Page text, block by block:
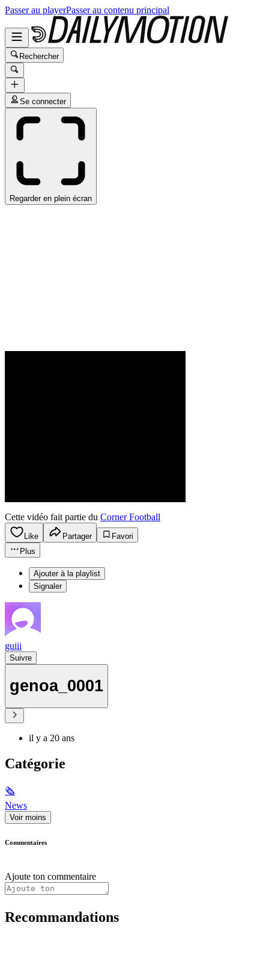
Passer au playerPasser au contenu principal
Rechercher
Se connecter
Regarder en plein écran
Cette vidéo fait partie du Corner Football
Like Partager
Favori
Plus
Ajouter à la playlist
Signaler
guiii
Suivre
genoa_0001
il y a 20 ans
Catégorie
🗞
News
Voir moins
Commentaires
Ajoute ton commentaire
Recommandations